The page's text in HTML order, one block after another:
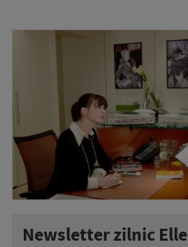
Newsletter zilnic Elle